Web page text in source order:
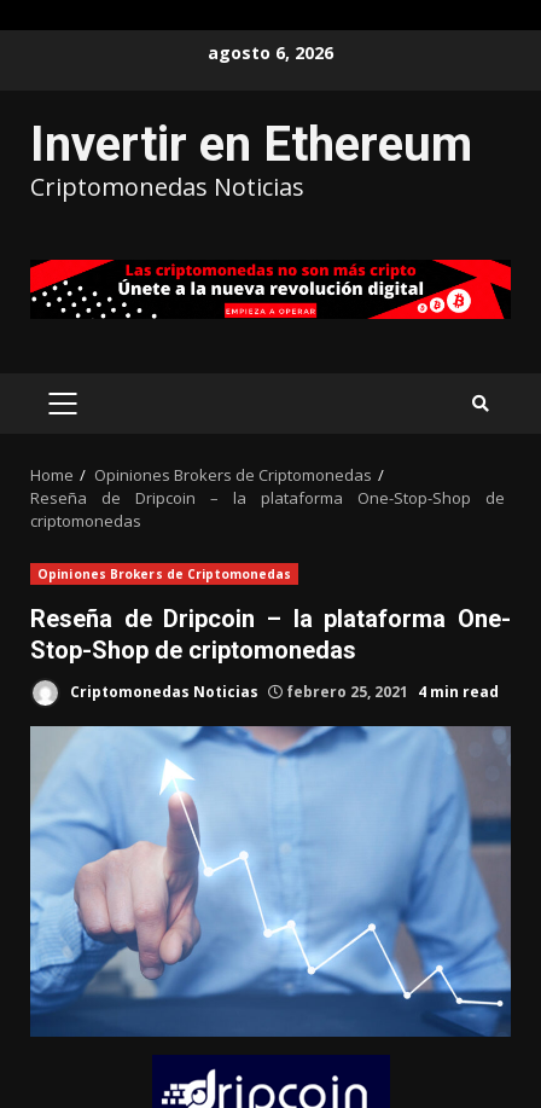
agosto 6, 2026
Invertir en Ethereum
Criptomonedas Noticias
Home
Opiniones Brokers de Criptomonedas
Reseña de Dripcoin – la plataforma One-Stop-Shop de
criptomonedas
Opiniones Brokers de Criptomonedas
Reseña de Dripcoin – la plataforma One-
Stop-Shop de criptomonedas
Criptomonedas Noticias febrero 25, 2021 4 min read